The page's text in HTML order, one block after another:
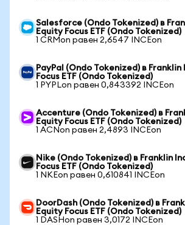
Salesforce (Ondo Tokenized) в
Equity Focus ETF (Ondo Tokenized)
1 CRMon равен 2,6547 INCEon
PayPal (Ondo Tokenized) в
Focus ETF (Ondo Tokenized)
1 PYPLon равен 0,843392 INCEon
Accenture (Ondo Tokenized) в
Equity Focus ETF (Ondo Tokenized)
1 ACNon равен 2,4893 INCEon
Nike (Ondo Tokenized) в Franklin
Focus ETF (Ondo Tokenized)
1 NKEon равен 0,610841 INCEon
DoorDash (Ondo Tokenized) в
Equity Focus ETF (Ondo Tokenized)
1 DASHon равен 3,0172 INCEon